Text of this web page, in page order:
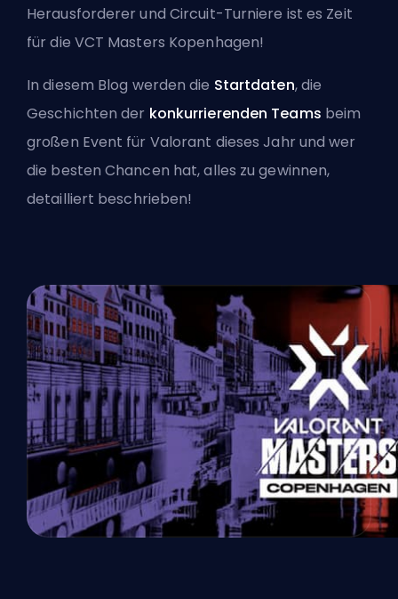
Herausforderer und Circuit-Turniere ist es Zeit
für die VCT Masters Kopenhagen!
In diesem Blog werden die Startdaten, die
Geschichten der konkurrierenden Teams beim
großen Event für Valorant dieses Jahr und wer
die besten Chancen hat, alles zu gewinnen,
detailliert beschrieben!